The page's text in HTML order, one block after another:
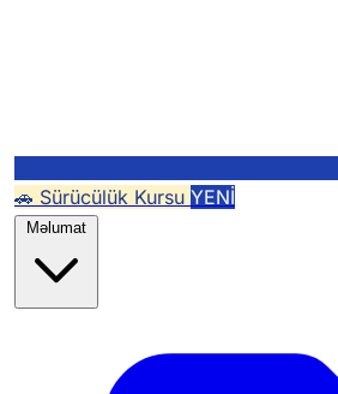
🚗 Sürücülük Kursu YENİ
Məlumat